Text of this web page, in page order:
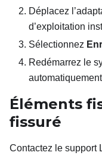
Déplacez
d’exploitation
Sélectionnez
Redémarrez le
Éléments
fissuré
Contactez le support